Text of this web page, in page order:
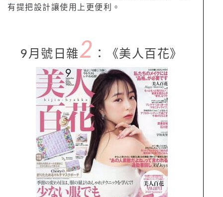
有提把設計讓使用上更便利。
9月號日雜2 ： 《美人百花》